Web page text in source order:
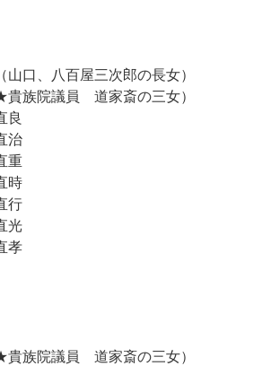
口、八百屋三次郎の長女）
族院議員 道家斎の三女）
族院議員 道家斎の三女）